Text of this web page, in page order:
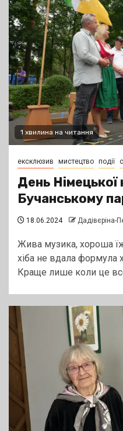
1 хвилина на читання
ексклюзив мистецтво події
День Німецької
Бучанському
18.06.2024 Дадівєріна-
Жива музика, хороша
хіба не вдала формула
Краще лише коли це